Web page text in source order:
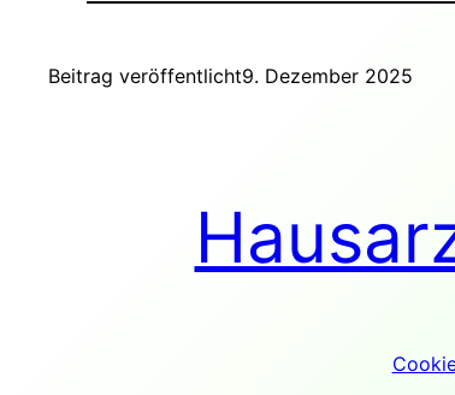
Beitrag veröffentlicht9. Dezember 2025